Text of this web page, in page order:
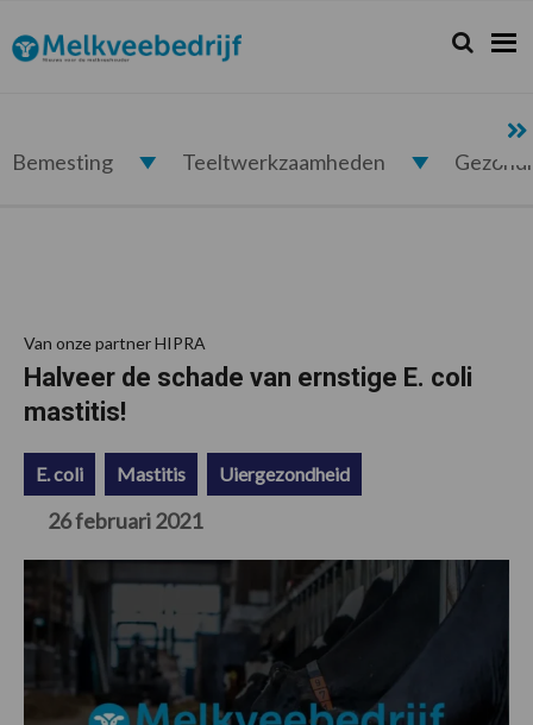
de
hoofdnavigatie
de
hoofd
de
eerste
de
voettekst
Melkveebedrijf.nl Zoeken...
Zoek
Bemesting Teeltwerkzaamheden
Van onze partner HIPRA
Halveer de schade van ernstige E. coli
mastitis!
E. coli Mastitis Uiergezondheid
26 februari 2021